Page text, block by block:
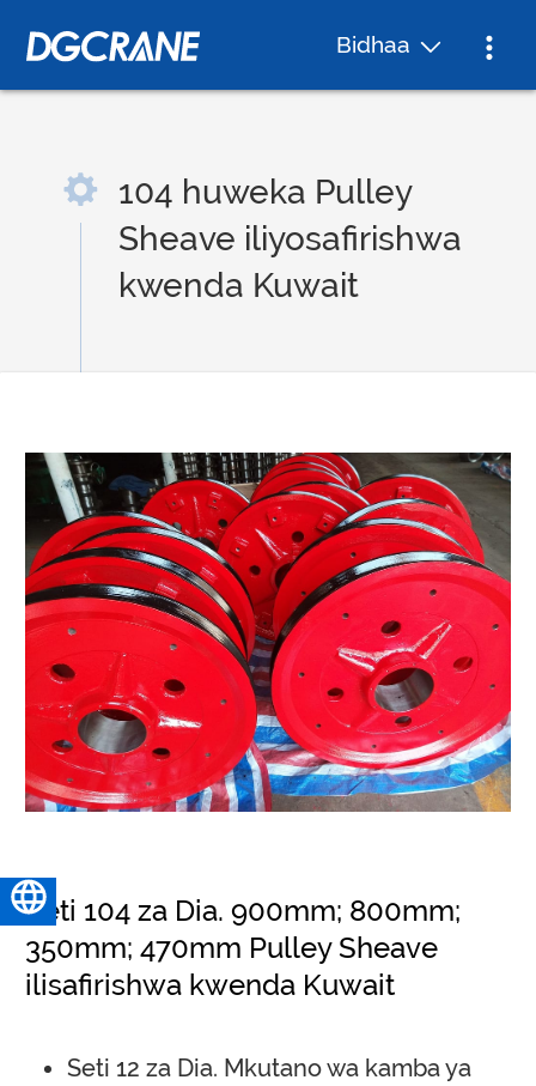
Bidhaa
104 huweka Pulley
Sheave iliyosafirishwa
kwenda Kuwait
Seti 104 za Dia. 900mm; 800mm;
350mm; 470mm Pulley Sheave
ilisafirishwa kwenda Kuwait
Seti 12 za Dia. Mkutano wa kamba ya
Kiswahili